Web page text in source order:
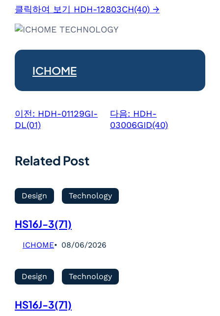
클릭하여 보기 HDH-12803CH(40) →
ICHOME
이전: HDH-01129GI-
DL(01)
다음: HDH-
03006GID(40)
Related Post
Design Technology
HS16J-3(71)
ICHOME 08/06/2026
Design Technology
HS16J-3(71)